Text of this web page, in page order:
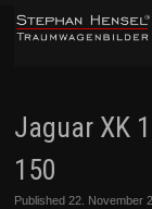
Jaguar XK
150
Published22. November